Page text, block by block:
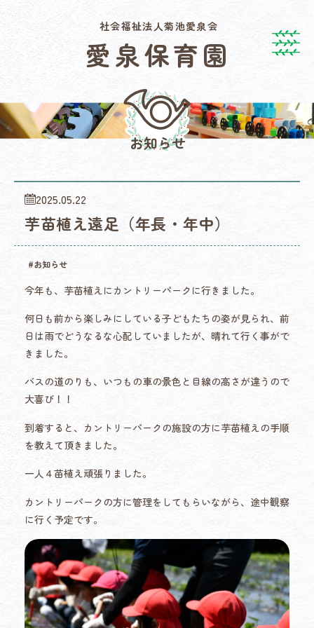
社会福祉法人菊池愛泉会
愛泉保育園
お知らせ
2025.05.22
芋苗植え遠足（年長・年中）
#お知らせ
今年も、芋苗植えにカントリーパークに行きました。
何日も前から楽しみにしている子どもたちの姿が見られ、前
日は雨でどうなるな心配していましたが、晴れて行く事がで
きました。
バスの道のりも、いつもの車の景色と目線の高さが違うので
大喜び！！
到着すると、カントリーパークの施設の方に芋苗植えの手順
を教えて頂きました。
一人４苗植え頑張りました。
カントリーパークの方に管理をしてもらいながら、途中観察
に行く予定です。